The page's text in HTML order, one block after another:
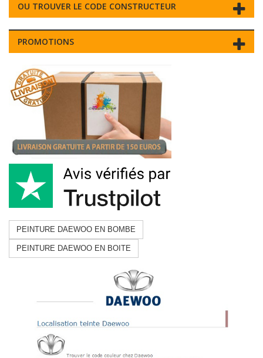
OU TROUVER LE CODE CONSTRUCTEUR
PROMOTIONS
PEINTURE DAEWOO EN BOMBE
PEINTURE DAEWOO EN BOITE